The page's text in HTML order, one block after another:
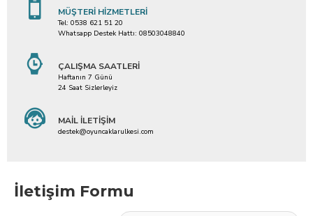
MÜŞTERI HIZMETLERI
Tel: 0538 621 51 20
Whatsapp Destek Hattı: 08503048840
ÇALIŞMA SAATLERI
Haftanın 7 Günü
24 Saat Sizlerleyiz
MAIL İLETIŞIM
destek@oyuncaklarulkesi.com
İletişim Formu